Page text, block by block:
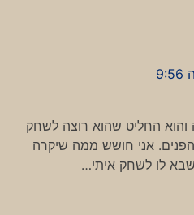
החליט שהוא רוצה לשחק
אני חושש ממה שיקרה
שבא לו לשחק איתי…